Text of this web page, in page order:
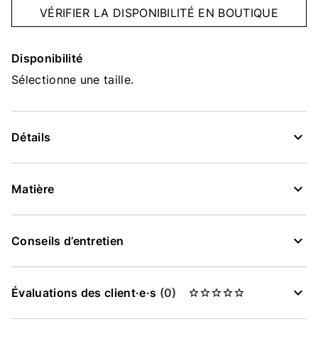
VÉRIFIER LA DISPONIBILITÉ EN BOUTIQUE
Disponibilité
Sélectionne une taille.
Détails
Matière
Conseils d’entretien
Évaluations des client·e·s (0)